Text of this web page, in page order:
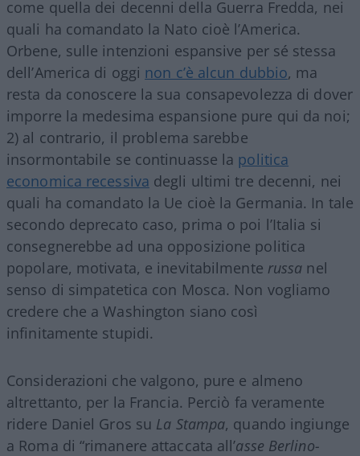
come quella dei decenni della Guerra Fredda, nei
quali ha comandato la Nato cioè l’America.
Orbene, sulle intenzioni espansive per sé stessa
dell’America di oggi non c’è alcun dubbio, ma
resta da conoscere la sua consapevolezza di dover
imporre la medesima espansione pure qui da noi;
2) al contrario, il problema sarebbe
insormontabile se continuasse la politica
economica recessiva degli ultimi tre decenni, nei
quali ha comandato la Ue cioè la Germania. In tale
secondo deprecato caso, prima o poi l’Italia si
consegnerebbe ad una opposizione politica
popolare, motivata, e inevitabilmente russa nel
senso di simpatetica con Mosca. Non vogliamo
credere che a Washington siano così
infinitamente stupidi.
Considerazioni che valgono, pure e almeno
altrettanto, per la Francia. Perciò fa veramente
ridere Daniel Gros su La Stampa, quando ingiunge
a Roma di “rimanere attaccata all’asse Berlino-